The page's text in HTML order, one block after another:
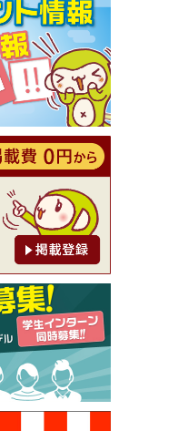
特価 VIO脱毛11,000円
クス脱毛サロン Mickle
3,500円→3,000円（料
作イタリアン Pia Cu
品20％OFF ※18時以
（ピアクオーレ））
特価 鼻毛脱毛 半額 2,2
ワックス脱毛サロン Mi
毛カール 3,850円→ 2,7
ール））
子酒場たっちゃん 西